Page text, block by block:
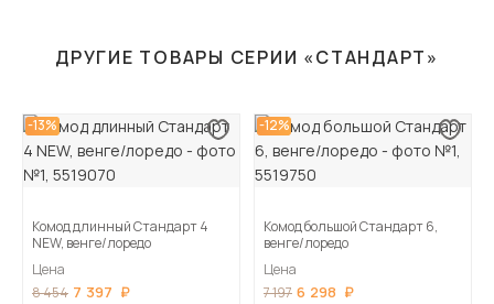
ДРУГИЕ ТОВАРЫ СЕРИИ «СТАНДАРТ»
-13%
Комод длинный Стандарт 4
NEW, венге/лоредо
Цена
8 454 7 397
-12%
Комод большой Стандарт 6,
венге/лоредо
Цена
7 197 6 298